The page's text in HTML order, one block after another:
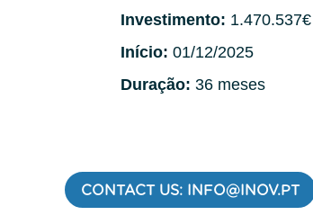
Investimento: 1.470.537€
Início: 01/12/2025
Duração: 36 meses
CONTACT US: INFO@INOV.PT